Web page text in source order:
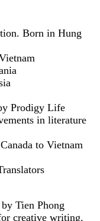
Born in Hung
Prodigy Life
in literature
to Vietnam
Tien Phong
creative writing.